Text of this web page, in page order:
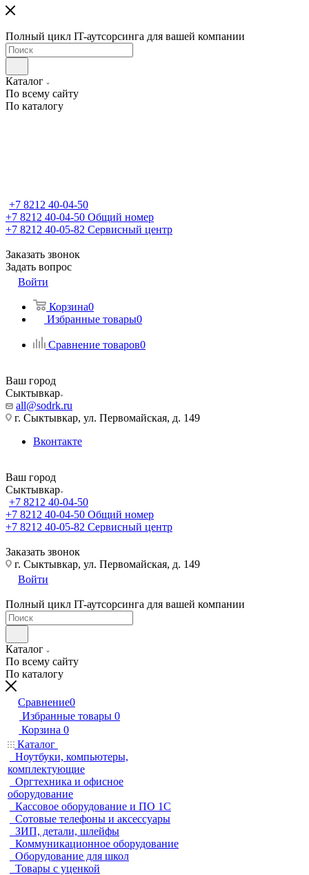
Полный цикл IT-аутсорсинга для вашей компании
Каталог
По всему сайту
По каталогу
+7 8212 40-04-50
+7 8212 40-04-50 Общий номер
+7 8212 40-05-82 Сервисный центр
Заказать звонок
Задать вопрос
Войти
Корзина0
Избранные товары0
Сравнение товаров0
Ваш город
Сыктывкар
all@sodrk.ru
г. Сыктывкар, ул. Первомайская, д. 149
Вконтакте
Ваш город
Сыктывкар
+7 8212 40-04-50
+7 8212 40-04-50 Общий номер
+7 8212 40-05-82 Сервисный центр
Заказать звонок
г. Сыктывкар, ул. Первомайская, д. 149
Войти
Полный цикл IT-аутсорсинга для вашей компании
Каталог
По всему сайту
По каталогу
Сравнение0
Избранные товары 0
Корзина 0
Каталог
Ноутбуки, компьютеры,
комплектующие
Оргтехника и офисное
оборудование
Кассовое оборудование и ПО 1С
Сотовые телефоны и аксессуары
ЗИП, детали, шлейфы
Коммуникационное оборудование
Оборудование для школ
Товары с уценкой